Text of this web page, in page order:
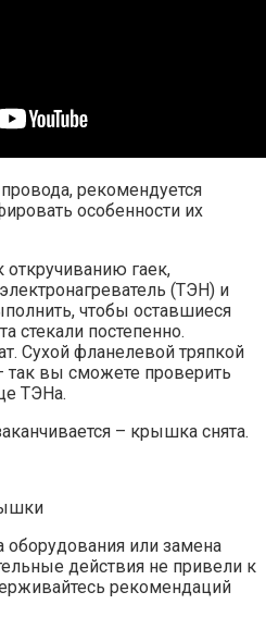
рекомендуется
особенности их
откручиванию гаек,
(ТЭН) и
чтобы оставшиеся
стекали постепенно.
Сухой фланелевой тряпкой
так вы сможете проверить
ТЭНа.
– крышка снята.
оборудования или замена
действия не привели к
рекомендаций